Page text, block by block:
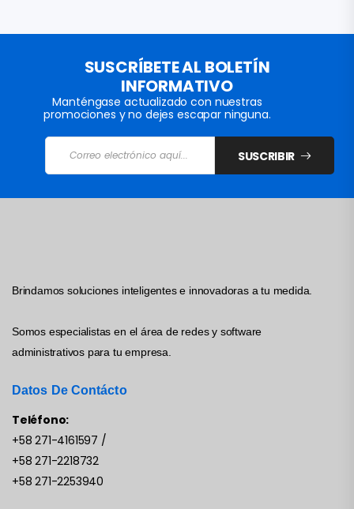
SUSCRÍBETE AL BOLETÍN
INFORMATIVO
Manténgase actualizado con nuestras
promociones y no dejes escapar ninguna.
SUSCRIBIR
Brindamos soluciones inteligentes e innovadoras a tu medida.
Somos especialistas en el área de redes y software
administrativos para tu empresa.
Datos De Contácto
Teléfono:
+58 271-4161597 /
+58 271-2218732
+58 271-2253940